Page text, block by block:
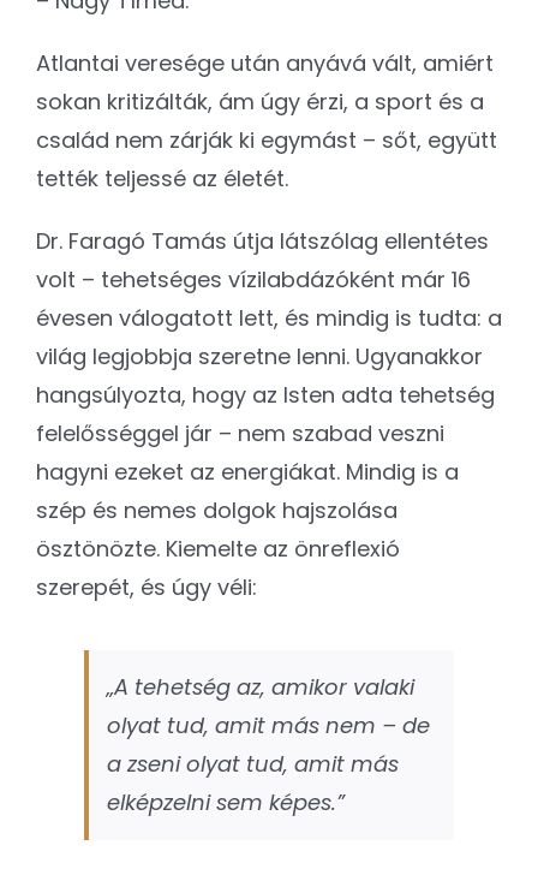
Atlantai veresége után anyává vált, amiért
sokan kritizálták, ám úgy érzi, a sport és a
család nem zárják ki egymást – sőt, együtt
tették teljessé az életét.
Dr. Faragó Tamás útja látszólag ellentétes
volt – tehetséges vízilabdázóként már 16
évesen válogatott lett, és mindig is tudta: a
világ legjobbja szeretne lenni. Ugyanakkor
hangsúlyozta, hogy az Isten adta tehetség
felelősséggel jár – nem szabad veszni
hagyni ezeket az energiákat. Mindig is a
szép és nemes dolgok hajszolása
ösztönözte. Kiemelte az önreflexió
szerepét, és úgy véli:
„A tehetség az, amikor valaki
olyat tud, amit más nem – de
a zseni olyat tud, amit más
elképzelni sem képes.”